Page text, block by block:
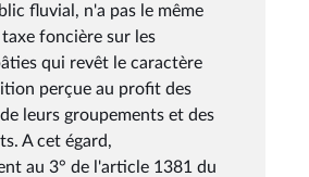
fluvial, n'a pas le même
foncière sur les
qui revêt le caractère
perçue au profit des
leurs groupements et des
A cet égard,
au 3° de l'article 1381 du